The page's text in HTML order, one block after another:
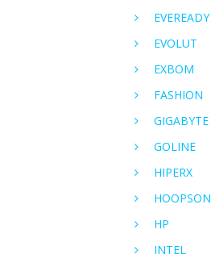
EVEREADY
EVOLUT
EXBOM
FASHION
GIGABYTE
GOLINE
HIPERX
HOOPSON
HP
INTEL